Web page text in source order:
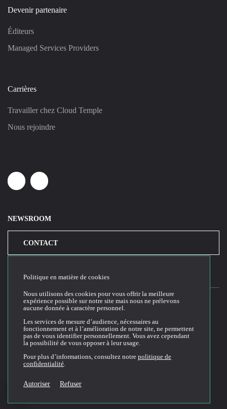
Devenir partenaire
Éditeurs
Managed Services Providers
Carrières
Travailler chez Cloud Temple
Nous rejoindre
LinkedinYoutube
NEWSROOM
CONTACT
Conditions générales d'utilisation du site web
Politique de confidentialité
Politique de cookies
Conditions Générales de Vente et Utilisation (CGVU)
Politique en matière de cookies
Nous utilisons des cookies pour vous offrir la meilleure
expérience possible sur notre site mais nous ne prélevons
aucune donnée à caractère personnel.
Les services de mesure d’audience, nécessaires au
fonctionnement et à l’amélioration de notre site, ne permettent
pas de vous identifier personnellement. Vous avez cependant
la possibilité de vous opposer à leur usage.
Pour plus d’informations, consultez notre politique de
confidentialité.
Autoriser Refuser